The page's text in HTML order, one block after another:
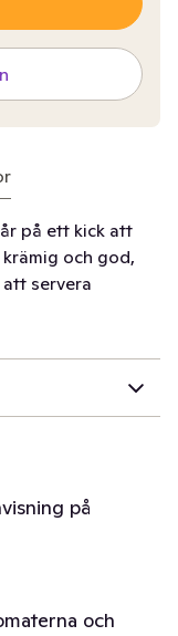
på ett kick att
och god,
servera
på
och